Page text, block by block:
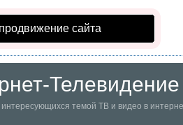
сайта
Телевидение
темой ТВ и видео в